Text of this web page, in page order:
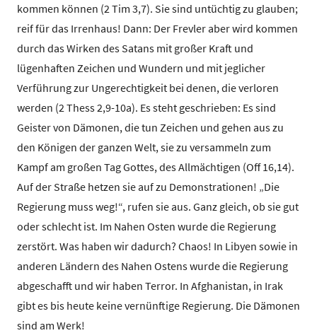
kommen können (2 Tim 3,7). Sie sind untüchtig zu glauben;
reif für das Irrenhaus! Dann: Der Frevler aber wird kommen
durch das Wirken des Satans mit großer Kraft und
lügenhaften Zeichen und Wundern und mit jeglicher
Verführung zur Ungerechtigkeit bei denen, die verloren
werden (2 Thess 2,9-10a). Es steht geschrieben: Es sind
Geister von Dämonen, die tun Zeichen und gehen aus zu
den Königen der ganzen Welt, sie zu versammeln zum
Kampf am großen Tag Gottes, des Allmächtigen (Off 16,14).
Auf der Straße hetzen sie auf zu Demonstrationen! „Die
Regierung muss weg!“, rufen sie aus. Ganz gleich, ob sie gut
oder schlecht ist. Im Nahen Osten wurde die Regierung
zerstört. Was haben wir dadurch? Chaos! In Libyen sowie in
anderen Ländern des Nahen Ostens wurde die Regierung
abgeschafft und wir haben Terror. In Afghanistan, in Irak
gibt es bis heute keine vernünftige Regierung. Die Dämonen
sind am Werk!